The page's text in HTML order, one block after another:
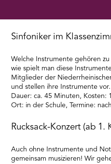
Sinfoniker im
Welche Instrumente gehören
wie spielt man diese
Mitglieder der
und stellen ihre Instrumente vor.
Dauer: ca. 45 Minuten, Kosten:
Ort: in der Schule, Termine:
Rucksack-Konzert (ab 1.
Auch ohne Instrumente und
gemeinsam musizieren! Wir